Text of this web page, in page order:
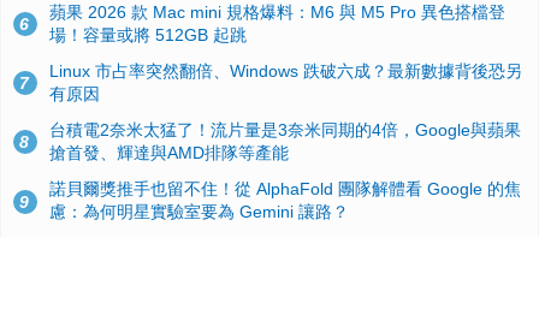
6
蘋果 2026 款 Mac mini 規格爆料：M6 與 M5 Pro 異色搭檔登
場！容量或將 512GB 起跳
7
Linux 市占率突然翻倍、Windows 跌破六成？最新數據背後恐另
有原因
8
台積電2奈米太猛了！流片量是3奈米同期的4倍，Google與蘋果
搶首發、輝達與AMD排隊等產能
9
諾貝爾獎推手也留不住！從 AlphaFold 團隊解體看 Google 的焦
慮：為何明星實驗室要為 Gemini 讓路？